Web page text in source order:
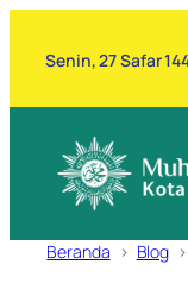
Senin, 27 Safar
Beranda Blog